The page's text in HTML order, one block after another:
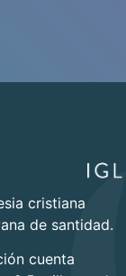
cristiana
de santidad.
cuenta